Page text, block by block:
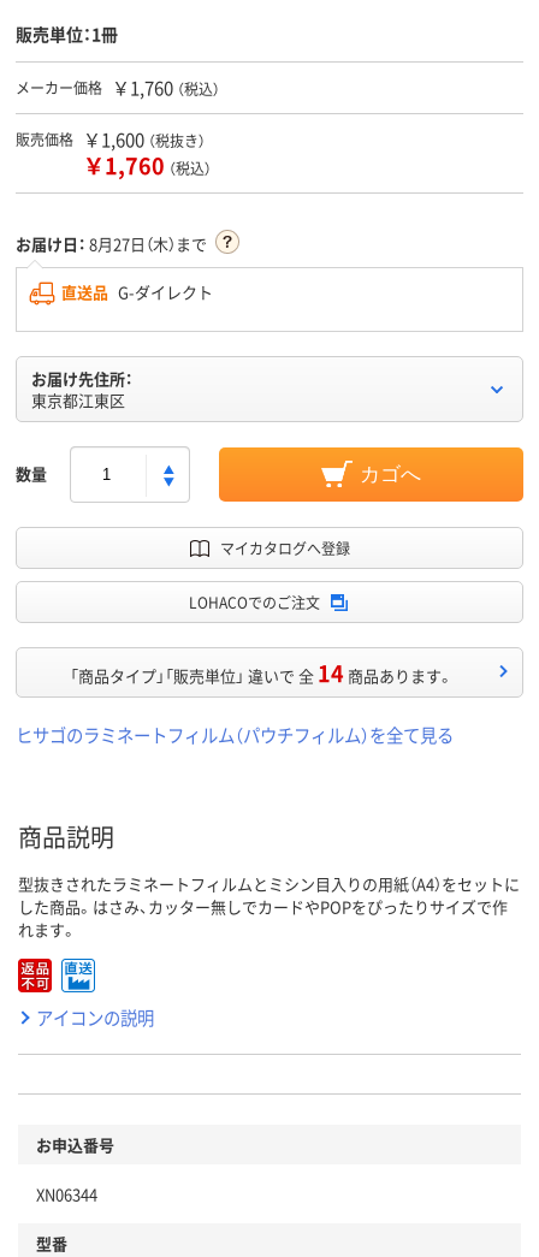
販売単位：1冊
メーカー価格 ￥1,760 （税込）
販売価格 ￥1,600 （税抜き）
￥1,760 （税込）
お届け日： 8月27日（木）まで
直送品 G-ダイレクト
お届け先住所：
東京都江東区
数量 カゴへ
マイカタログへ登録
LOHACOでのご注文
「商品タイプ」「販売単位」 違いで 全 14 商品あります。
ヒサゴのラミネートフィルム（パウチフィルム）を全て見る
商品説明
型抜きされたラミネートフィルムとミシン目入りの用紙（A4）をセットに
した商品。はさみ、カッター無しでカードやPOPをぴったりサイズで作
れます。
アイコンの説明
お申込番号
XN06344
型番